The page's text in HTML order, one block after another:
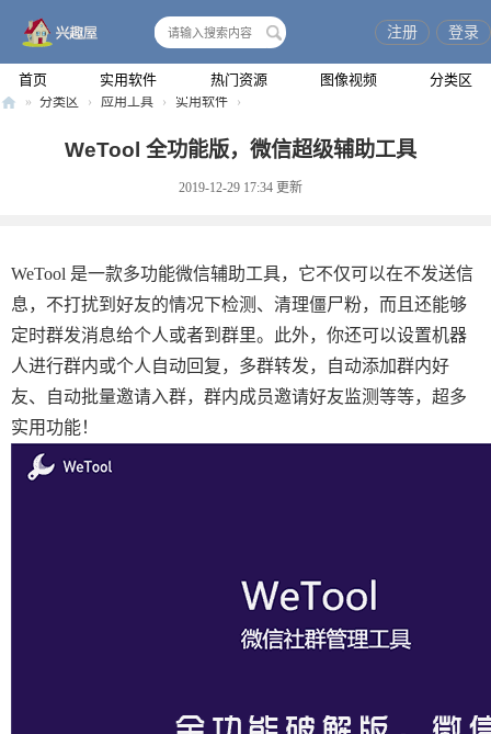
首页 实用软件 热门资源 图像视频 分类区
注册 登录
» 分类区 › 应用工具 › 实用软件 ›
WeTool 全功能版，微信超级辅助工具
2019-12-29 17:34 更新
WeTool 是一款多功能微信辅助工具，它不仅可以在不发送信
息，不打扰到好友的情况下检测、清理僵尸粉，而且还能够
定时群发消息给个人或者到群里。此外，你还可以设置机器
人进行群内或个人自动回复，多群转发，自动添加群内好
友、自动批量邀请入群，群内成员邀请好友监测等等，超多
实用功能！